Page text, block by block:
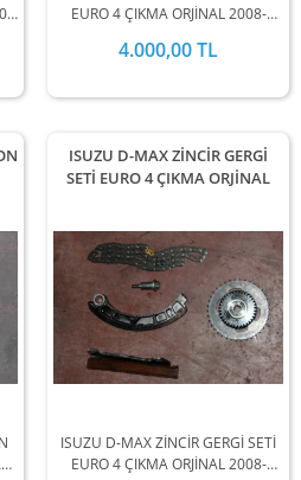
EURO 4 ÇIKMA ORJİNAL 2008-
ARALIĞINDA STOKLARIMIZDA
4.000,00 TL
ISUZU D-MAX ZİNCİR GERGİ
SETİ EURO 4 ÇIKMA ORJİNAL
ISUZU D-MAX ZİNCİR GERGİ SETİ
EURO 4 ÇIKMA ORJİNAL 2008-